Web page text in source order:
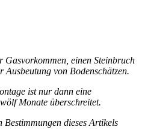
Gasvorkommen, einen Steinbruch
Ausbeutung von Bodenschätzen.
ist nur dann eine
Monate überschreitet.
dieses Artikels